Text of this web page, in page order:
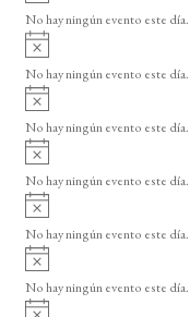
d
e
E
v
e
n
t
o
s
o
v
i
o
No hay ningún evento este día.
A
v
i
o
No hay ningún evento este día.
A
v
i
o
No hay ningún evento este día.
A
v
i
o
No hay ningún evento este día.
A
v
i
o
No hay ningún evento este día.
A
v
i
No hay ningún evento este día.
A